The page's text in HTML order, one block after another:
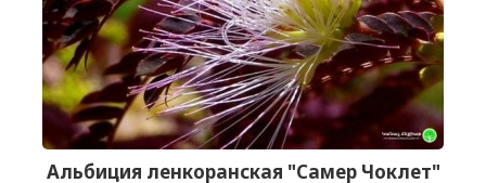
Альбиция ленкоранская "Самер Чоклет"